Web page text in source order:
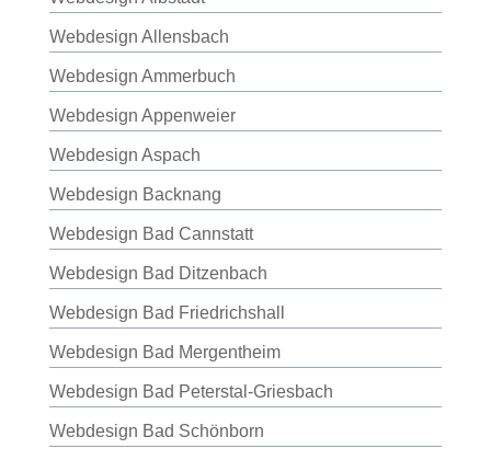
Webdesign Allensbach
Webdesign Ammerbuch
Webdesign Appenweier
Webdesign Aspach
Webdesign Backnang
Webdesign Bad Cannstatt
Webdesign Bad Ditzenbach
Webdesign Bad Friedrichshall
Webdesign Bad Mergentheim
Webdesign Bad Peterstal-Griesbach
Webdesign Bad Schönborn